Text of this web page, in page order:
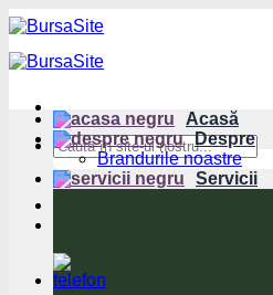
Sari
la
conținut
Acasă
Despre
Brandurile noastre
Servicii